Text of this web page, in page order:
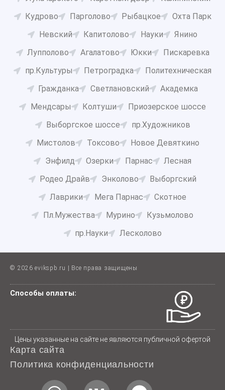
Кудрово
Парголово Рыбацкое
Охта Парк
Невский
Капитолово Науки
Янино
Лупполово
Агалатово Юкки
Пискаревка
пр.Культуры
Петроградка
Политехническая
Гражданка
Светлановский
Академка
Мендсары
Колтуши
Приозерское шоссе
Выборгское шоссе
пр.Художников
Мистолов
Токсово
Новое Девяткино
Энфилд
Озерки Парнас
Лесная
Родео Драйв
Энколово
Выборгский
Лаврики
Мега Парнас
Скотное
Пл.Мужества
Мурино
Кузьмолово
пр.Науки
Лесколово
© 2026 evikspb.ru | Все права защищены
Способы оплаты:
Цены указанные на сайте не являются публичной офертой
Карта сайта
Политика конфиденциальности